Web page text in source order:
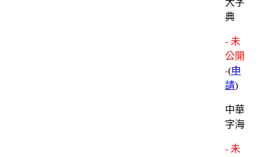
大字
典
- 未
公開
-(申
請)
中華
字海
- 未